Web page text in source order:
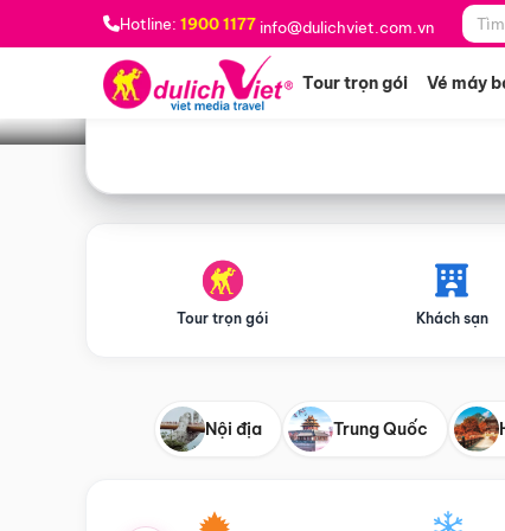
Hotline: 1900 1177 info@dulichviet.com.vn
Tour trọn gói Vé máy
Bạn muốn đi đâu? *
Tour trọn gói Khách sạn
Nội địa Trung Quốc